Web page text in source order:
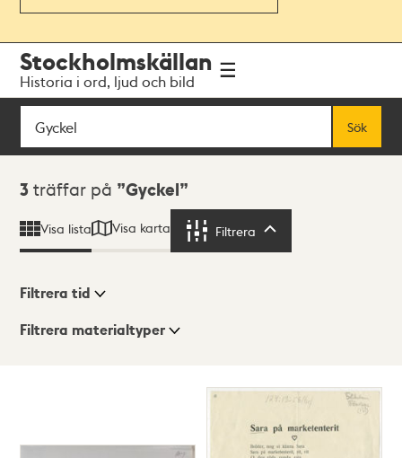
navigationen
huvudinnehållet
Stockholmskällan
Historia i ord, ljud och bild
Sök
Sök
Sökresultat
3 träffar på Gyckel
Visa lista Visa karta Filtrera
Visningsläge
Filtrera tid
Filtrera materialtyper